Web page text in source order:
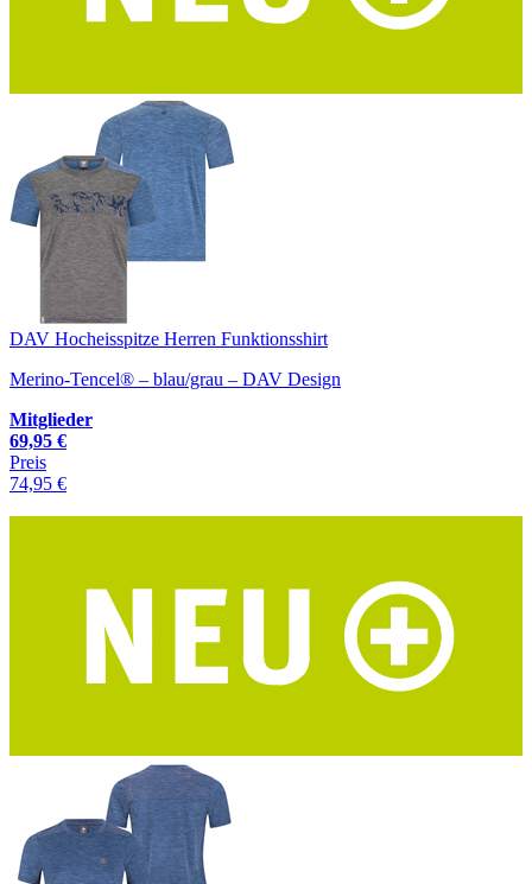
DAV Hocheisspitze Herren Funktionsshirt
Merino-Tencel® – blau/grau – DAV Design
Mitglieder
69,95 €
Preis
74,95 €